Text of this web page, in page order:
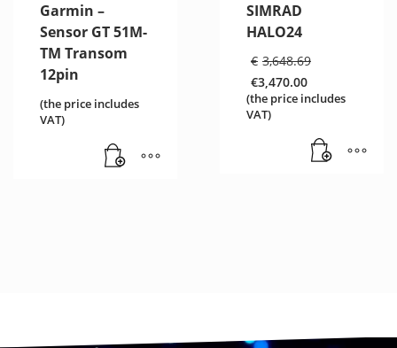
Garmin –
Sensor GT 51M-
TM Transom
12pin
(the price includes
VAT)
SIMRAD
HALO24
€ 3,648.69
was:
€3,470.00
Current
price
€3,470.00.
(the price includes
VAT)